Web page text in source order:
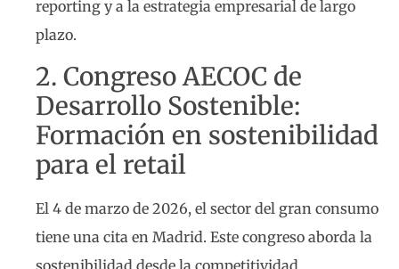
reporting y a la estrategia empresarial de largo
plazo.
2. Congreso AECOC de
Desarrollo Sostenible:
Formación en sostenibilidad
para el retail
El 4 de marzo de 2026, el sector del gran consumo
tiene una cita en Madrid. Este congreso aborda la
sostenibilidad desde la competitividad,